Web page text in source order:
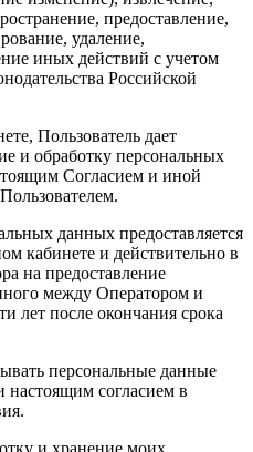
предоставление,
удаление,
иных действий с учетом
Российской
Пользователь дает
и обработку персональных
Согласием и иной
данных предоставляется
кабинете и действительно в
на предоставление
между Оператором и
лет после окончания срока
персональные данные
согласием в
и хранение моих